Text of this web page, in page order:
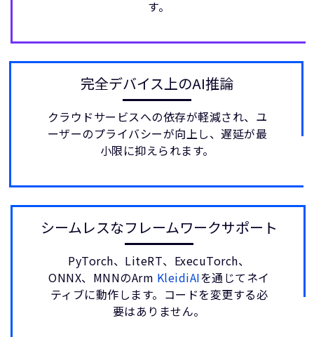
す。
完全デバイス上のAI推論
クラウドサービスへの依存が軽減され、ユ
ーザーのプライバシーが向上し、遅延が最
小限に抑えられます。
シームレスなフレームワークサポート
PyTorch、LiteRT、ExecuTorch、
ONNX、MNNのArm KleidiAIを通じてネイ
ティブに動作します。コードを変更する必
要はありません。